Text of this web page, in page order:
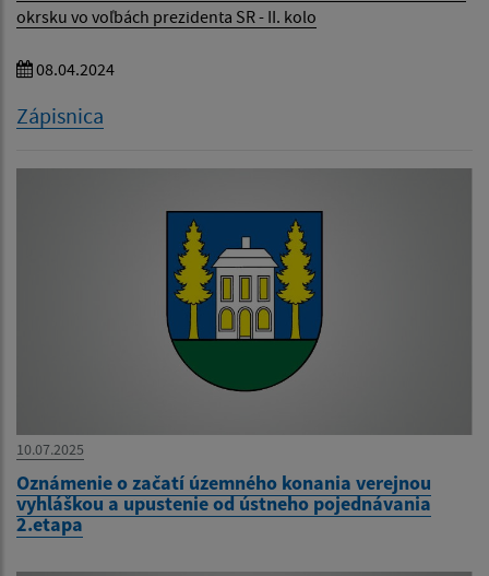
okrsku vo voľbách prezidenta SR - II. kolo
08.04.2024
Zápisnica
10.07.2025
Oznámenie o začatí územného konania verejnou
vyhláškou a upustenie od ústneho pojednávania
2.etapa